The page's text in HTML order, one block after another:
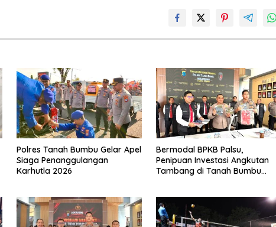
Polres Tanah Bumbu Gelar Apel
Siaga Penanggulangan
Karhutla 2026
Bermodal BPKB Palsu,
Penipuan Investasi Angkutan
Tambang di Tanah Bumbu